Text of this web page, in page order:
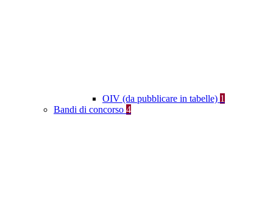
OIV (da pubblicare in tabelle) 1
Bandi di concorso 4